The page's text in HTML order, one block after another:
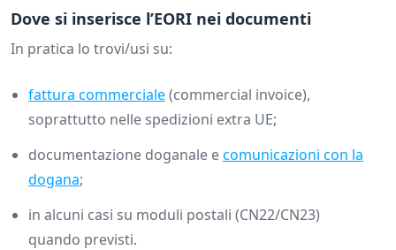
Dove si inserisce l’EORI nei documenti
In pratica lo trovi/usi su:
fattura commerciale(commercial invoice),
soprattutto nelle spedizioni extra UE;
documentazione doganale ecomunicazioni con la
dogana;
in alcuni casi su moduli postali (CN22/CN23)
quando previsti.